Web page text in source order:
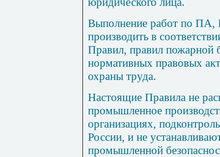
Выполнение работ по
производить в
Правил, правил пожарной
нормативных правовых
охраны труда.
Настоящие Правила не
промышленное
организациях,
России, и не
промышленной